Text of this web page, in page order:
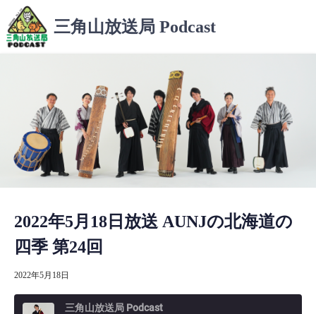
ン
テ
三角山放送局 Podcast
2022年5月18日放送 AUNJの北海道の
四季 第24回
2022年5月18日
三角山放送局 Podcast